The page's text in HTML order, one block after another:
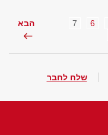
6
7
הבא
שלח לחבר